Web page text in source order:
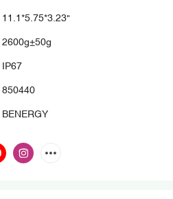
11.1*5.75*3.23"
2600g±50g
IP67
850440
BENERGY